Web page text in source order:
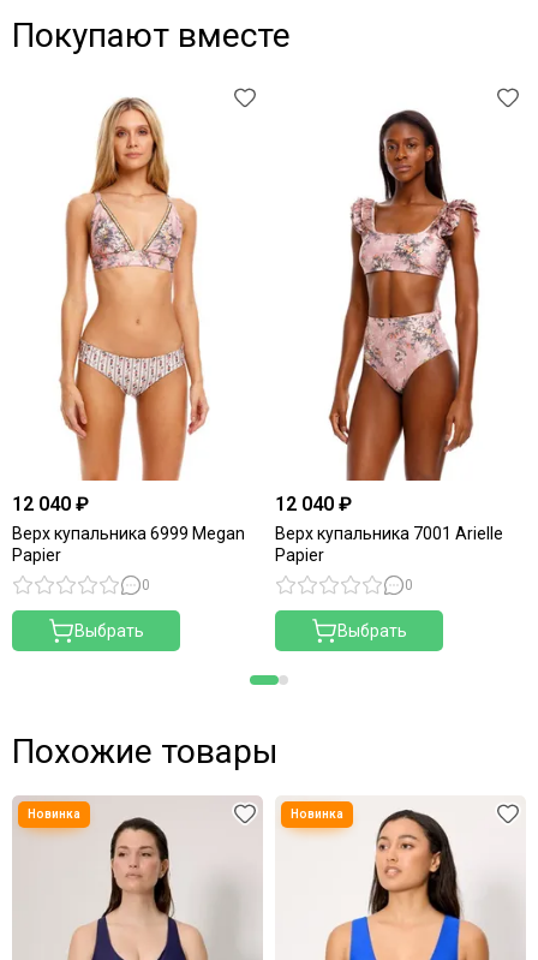
Покупают вместе
12 040 ₽
Верх купальника 6999 Megan
Papier
0
Выбрать
12 040 ₽
Верх купальника 7001 Arielle
Papier
0
Выбрать
Похожие товары